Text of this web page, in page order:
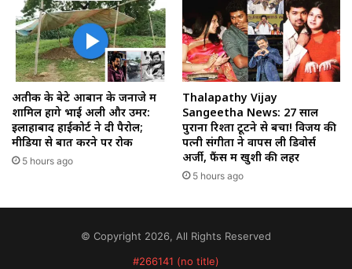
अतीक के बेटे आबान के जनाजे में
शामिल होंगे भाई अली और उमर:
इलाहाबाद हाईकोर्ट ने दी पैरोल;
मीडिया से बात करने पर रोक
5 hours ago
Thalapathy Vijay
Sangeetha News: 27 साल
पुराना रिश्ता टूटने से बचा! विजय की
पत्नी संगीता ने वापस ली डिवोर्स
अर्जी, फैंस में खुशी की लहर
5 hours ago
© Copyright 2026, All Rights Reserved
#266141 (no title)